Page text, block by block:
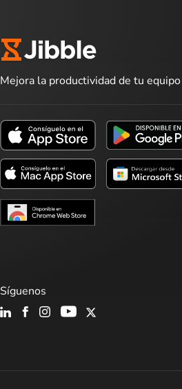
Mejora la productividad de tu
Síguenos